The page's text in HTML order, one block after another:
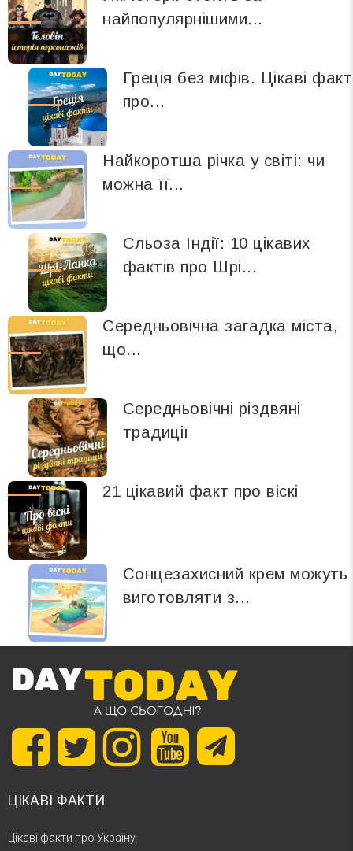
найпопулярнішими...
Греція без міфів. Цікаві
про...
Найкоротша річка у світі: чи
можна її...
Сльоза Індії: 10 цікавих
фактів про Шрі...
Середньовічна загадка міста,
що...
Середньовічні різдвяні
традиції
21 цікавий факт про віскі
Сонцезахисний крем можуть
виготовляти з...
ЦІКАВІ ФАКТИ
Цікаві факти про Україну